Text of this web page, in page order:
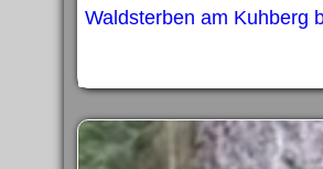
Waldsterben am Kuhberg